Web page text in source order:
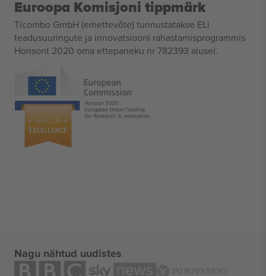
Euroopa Komisjoni tippmärk
Ticombo GmbH (emettevõte) tunnustatakse ELi
teadusuuringute ja innovatsiooni rahastamisprogrammis
Horisont 2020 oma ettepaneku nr 782393 alusel.
Nagu nähtud uudistes